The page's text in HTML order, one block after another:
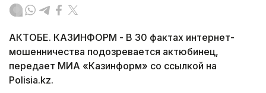
АКТОБЕ. КАЗИНФОРМ - В 30 фактах интернет-
мошенничества подозревается актюбинец,
передает МИА «Казинформ» со ссылкой на
Polisia.kz.